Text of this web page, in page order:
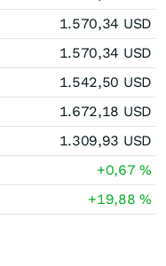
1.570,34 USD
1.570,34 USD
1.542,50 USD
1.672,18 USD
1.309,93 USD
+0,67%
+19,88%